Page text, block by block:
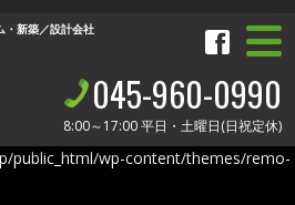
・新築／設計会社
045-960-0990
8:00～17:00平日・土曜日(日祝定休)
public_html/wp-content/themes/remo-